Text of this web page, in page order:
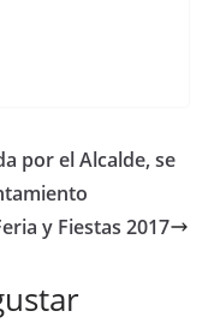
por el Alcalde, se
y Fiestas 2017